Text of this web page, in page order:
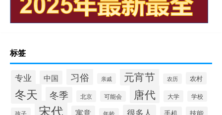
标签
专业 中国 习俗 亲戚 元宵节 农历 农村
冬天 冬季 北京 可能会 唐代 大学 学校
孩子 宋代 很多人